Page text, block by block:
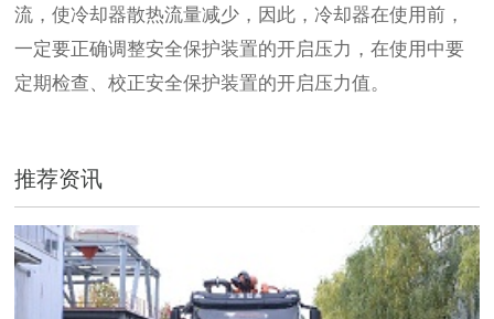
流，使冷却器散热流量减少，因此，冷却器在使用前，
一定要正确调整安全保护装置的开启压力，在使用中要
定期检查、校正安全保护装置的开启压力值。
推荐资讯